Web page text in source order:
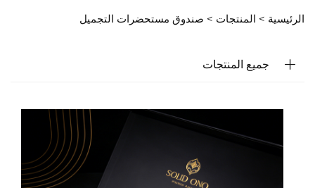
الرئيسية > المنتجات > صندوق مستحضرات التجميل
جميع المنتجات